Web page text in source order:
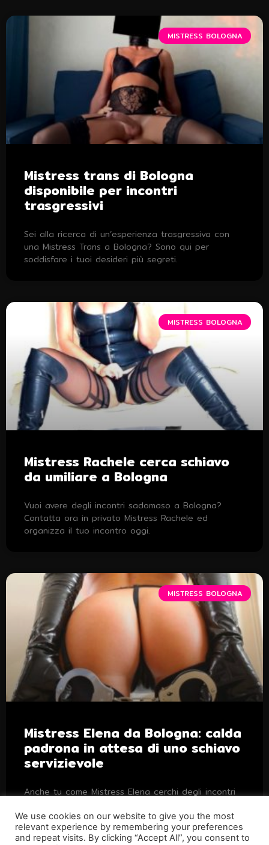
MISTRESS BOLOGNA
Mistress trans di Bologna
disponibile per incontri
trasgressivi
Sei alla ricerca di un’esperienza trasgressiva con
una Mistress Trans a Bologna? Sono qui per
soddisfare i tuoi desideri più segreti.
MISTRESS BOLOGNA
Mistress Rachele cerca schiavo
da umiliare a Bologna
Vuoi avere degli incontri sadomaso a Bologna?
Contatta ora in privato Mistress Rachele ed
organizza il tuo incontro oggi.
MISTRESS BOLOGNA
Mistress Elena da Bologna: calda
padrona in attesa di uno schiavo
servizievole
Anche tu come Mistress Elena cerchi degli incontri
obbedisci ai suoi ordini.
We use cookies on our website to give you the most
relevant experience by remembering your preferences
and repeat visits. By clicking “Accept All”, you consent to